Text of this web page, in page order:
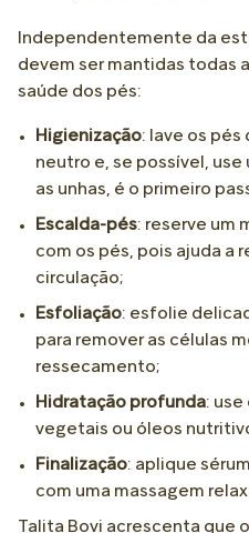
Independentemente da
devem ser mantidas todas
saúde dos pés:
Higienização: lave os
neutro e, se possível, use
as unhas, é o primeiro
Escalda-pés: reserve um
com os pés, pois ajuda a
circulação;
Esfoliação: esfolie
para remover as células
ressecamento;
Hidratação profunda:
vegetais ou óleos
Finalização: aplique
com uma massagem
Talita Bovi acrescenta que